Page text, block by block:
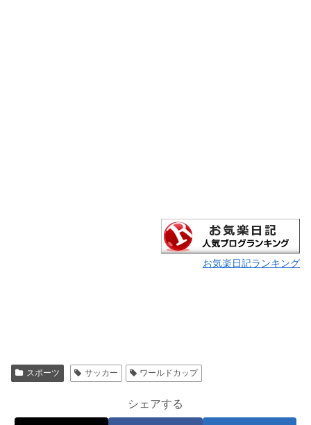
お気楽日記ランキング
スポーツ サッカー ワールドカップ
シェアする